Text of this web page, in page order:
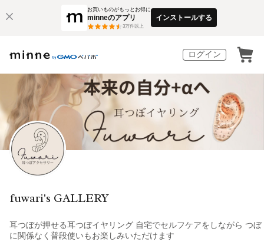
お買いものがもっとお得に
minneのアプリ
3万件以上
インストールする
ログイン
fuwari's GALLERY
耳つぼが押せる耳つぼイヤリング 自宅でセルフケアをしながら つぼ
に関係なく普段使いもお楽しみいただけます